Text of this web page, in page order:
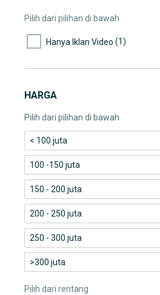
Pilih dari pilihan di bawah
Hanya Iklan Video (1)
HARGA
Pilih dari pilihan di bawah
< 100 juta
100 -150 juta
150 - 200 juta
200 - 250 juta
250 - 300 juta
>300 juta
Pilih dari rentang